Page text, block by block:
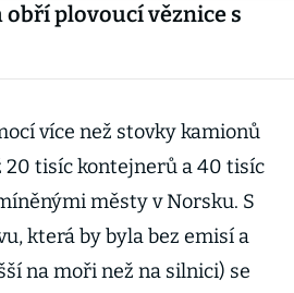
plovoucí věznice s
více než stovky kamionů
20 tisíc kontejnerů a 40 tisíc
městy v Norsku. S
která by byla bez emisí a
na moři než na silnici) se